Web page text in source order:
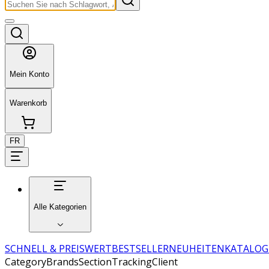
Mein Konto
Warenkorb
FR
Alle Kategorien
SCHNELL & PREISWERTBESTSELLERNEUHEITENKATALOG
CategoryBrandsSectionTrackingClient